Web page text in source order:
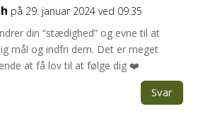
på 29. januar 2024 ved 09:35
din “stædighed” og evne til at
mål og indfri dem. Det er meget
at få lov til at følge dig ❤️
Svar